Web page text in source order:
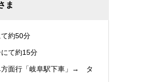
ま
約50分
て約15分
方面行「岐阜駅下車」→ タ